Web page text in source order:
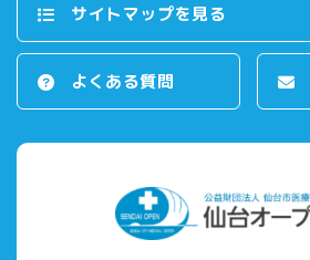
サイトマップを⾒る
よくある質問